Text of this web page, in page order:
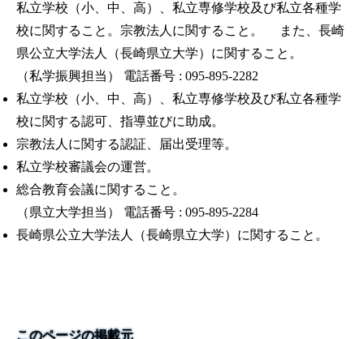
私立学校（小、中、高）、私立専修学校及び私立各種学
校に関すること。宗教法人に関すること。 また、長崎
県公立大学法人（長崎県立大学）に関すること。
（私学振興担当） 電話番号 : 095-895-2282
私立学校（小、中、高）、私立専修学校及び私立各種学
校に関する認可、指導並びに助成。
宗教法人に関する認証、届出受理等。
私立学校審議会の運営。
総合教育会議に関すること。
（県立大学担当） 電話番号 : 095-895-2284
長崎県公立大学法人（長崎県立大学）に関すること。
このページの掲載元